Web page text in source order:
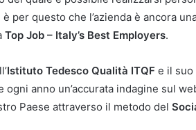
per questo che l’azienda è ancora
Top Job – Italy’s Best Employers.
Istituto Tedesco Qualità ITQF e il suo
ogni anno un’accurata indagine sul
Paese attraverso il metodo del